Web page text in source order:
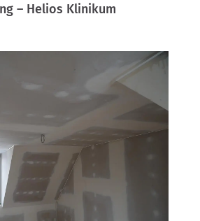
– Helios Klinikum